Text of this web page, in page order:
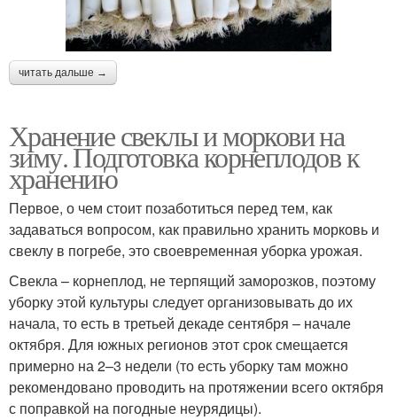
читать дальше →
Хранение свеклы и моркови на
зиму. Подготовка корнеплодов к
хранению
Первое, о чем стоит позаботиться перед тем, как
задаваться вопросом, как правильно хранить морковь и
свеклу в погребе, это своевременная уборка урожая.
Свекла – корнеплод, не терпящий заморозков, поэтому
уборку этой культуры следует организовывать до их
начала, то есть в третьей декаде сентября – начале
октября. Для южных регионов этот срок смещается
примерно на 2–3 недели (то есть уборку там можно
рекомендовано проводить на протяжении всего октября
с поправкой на погодные неурядицы).